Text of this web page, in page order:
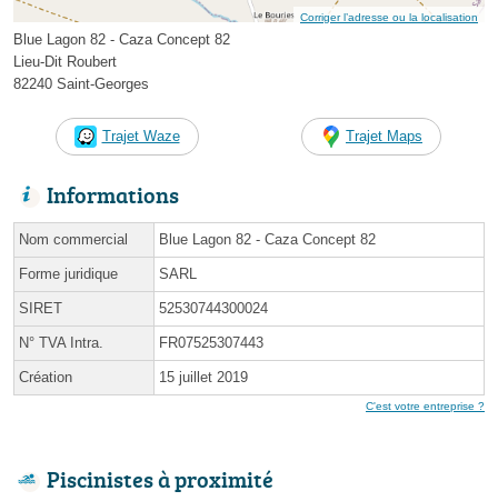
Corriger l’adresse ou la localisation
Blue Lagon 82 - Caza Concept 82
Lieu-Dit Roubert
82240 Saint-Georges
Trajet Waze Trajet Maps
Informations
Nom commercial Blue Lagon 82 - Caza Concept 82
Forme juridique SARL
SIRET 52530744300024
N° TVA Intra. FR07525307443
Création 15 juillet 2019
C'est votre entreprise ?
Piscinistes à proximité